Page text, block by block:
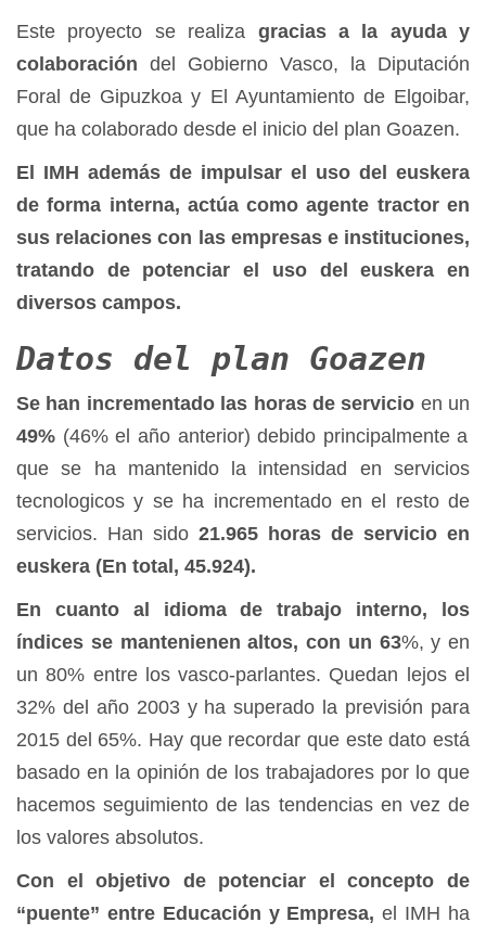
Este proyecto se realiza gracias a la ayuda y
colaboración del Gobierno Vasco, la Diputación
Foral de Gipuzkoa y El Ayuntamiento de Elgoibar,
que ha colaborado desde el inicio del plan Goazen.
El IMH además de impulsar el uso del euskera
de forma interna, actúa como agente tractor en
sus relaciones con las empresas e instituciones,
tratando de potenciar el uso del euskera en
diversos campos.
Datos del plan Goazen
Se han incrementado las horas de servicio en un
49% (46% el año anterior) debido principalmente a
que se ha mantenido la intensidad en servicios
tecnologicos y se ha incrementado en el resto de
servicios. Han sido 21.965 horas de servicio en
euskera (En total, 45.924).
En cuanto al idioma de trabajo interno, los
índices se mantenienen altos, con un 63%, y en
un 80% entre los vasco-parlantes. Quedan lejos el
32% del año 2003 y ha superado la previsión para
2015 del 65%. Hay que recordar que este dato está
basado en la opinión de los trabajadores por lo que
hacemos seguimiento de las tendencias en vez de
los valores absolutos.
Con el objetivo de potenciar el concepto de
“puente” entre Educación y Empresa,el IMH ha